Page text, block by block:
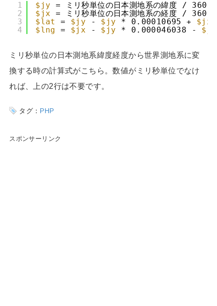
1
2
3
4
$jy
= ミリ秒単位の日本測地系の緯度 /
$jx
= ミリ秒単位の日本測地系の経度 /
$lat
= $jy - $jy * 0.00010695 + $jx
$lng
= $jx - $jy * 0.000046038 - $jx
ミリ秒単位の日本測地系緯度経度から世界測地系に変
換する時の計算式がこちら。数値がミリ秒単位でなけ
れば、上の2行は不要です。
タグ： PHP
スポンサーリンク